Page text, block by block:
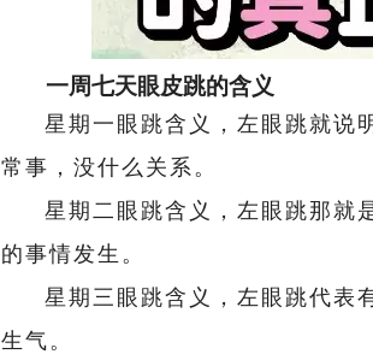
一周七天眼皮跳的含义
星期一眼跳含义，左眼跳就说
常事，没什么关系。
星期二眼跳含义，左眼跳那就
的事情发生。
星期三眼跳含义，左眼跳代表
生气。